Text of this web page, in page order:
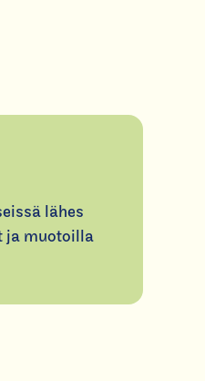
lähes
ja muotoilla